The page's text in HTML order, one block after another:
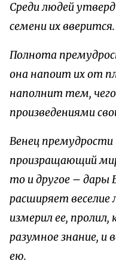
Среди людей
семени их вверится.
Полнота
она напоит их от
наполнит тем,
произведениями
Венец премудрости
произращающий
то и другое – дары
расширяет веселие
измерил ее, пролил,
разумное знание, и
ею.